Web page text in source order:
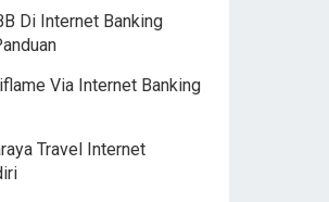
Di Internet Banking
Via Internet Banking
Travel Internet